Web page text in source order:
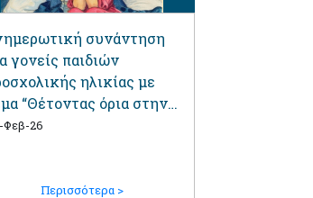
συνάντηση
γονείς παιδιών
ηλικίας με
“Θέτοντας όρια στην
παντοδυναμία “
Φεβ-26
Περισσότερα >